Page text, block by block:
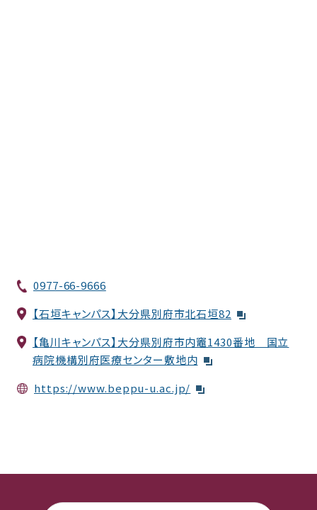
0977-66-9666
【石垣キャンパス】大分県別府市北石垣82
【亀川キャンパス】大分県別府市内竈1430番地 国立
病院機構別府医療センター敷地内
https://www.beppu-u.ac.jp/